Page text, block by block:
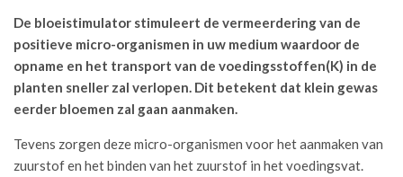
De bloeistimulator stimuleert de vermeerdering van de
positieve micro-organismen in uw medium waardoor de
opname en het transport van de voedingsstoffen(K) in de
planten sneller zal verlopen. Dit betekent dat klein gewas
eerder bloemen zal gaan aanmaken.
Tevens zorgen deze micro-organismen voor het aanmaken van
zuurstof en het binden van het zuurstof in het voedingsvat.